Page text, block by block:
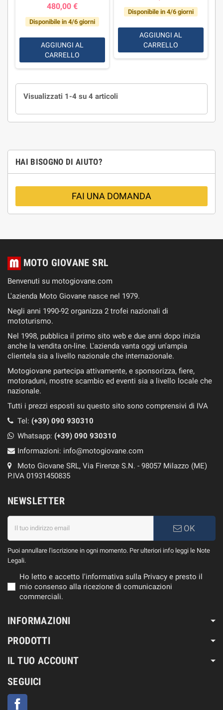
HAI BISOGNO DI AIUTO?
FAI UNA DOMANDA
480,00 €
Disponibile in 4/6 giorni
AGGIUNGI AL
CARRELLO
Disponibile in 4/6 giorni
AGGIUNGI AL
CARRELLO
Visualizzati 1-4 su 4 articoli
MOTO GIOVANE SRL
Benvenuti su motogiovane.com
L'azienda Moto Giovane nasce nel 1979.
Negli anni 1990-92 organizza 2 trofei nazionali di
mototurismo.
Nel 1998, pubblica il primo sito web e due anni dopo inizia
anche la vendita on-line. L'azienda vanta oggi un'ampia
clientela sia a livello nazionale che internazionale.
Motogiovane partecipa attivamente, e sponsorizza, fiere,
motoraduni, mostre scambio ed eventi sia a livello locale che
nazionale.
Tutti i prezzi esposti su questo sito sono comprensivi di IVA
Tel: (+39) 090 930310
Whatsapp: (+39) 090 930310
Informazioni: info@motogiovane.com
Moto Giovane SRL, Via Firenze S.N. - 98057 Milazzo (ME)
P.IVA 01931450835
NEWSLETTER
OK
Puoi annullare l'iscrizione in ogni momento. Per ulteriori info leggi le Note
Legali.
Ho letto e accetto l'informativa sulla Privacy e presto il
mio consenso alla ricezione di comunicazioni
commerciali.
INFORMAZIONI
PRODOTTI
IL TUO ACCOUNT
SEGUICI